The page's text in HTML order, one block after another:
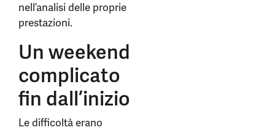
nell’analisi delle proprie
prestazioni.
Un weekend
complicato
fin dall’inizio
Le difficoltà erano